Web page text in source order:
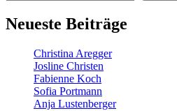
Neueste Beiträge
Christina Aregger
Josline Christen
Fabienne Koch
Sofia Portmann
Anja Lustenberger